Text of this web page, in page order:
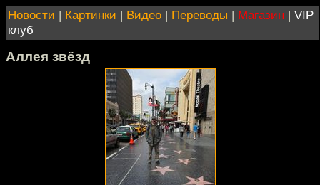
Новости | Картинки | Видео | Переводы | Магазин | VIP
клуб
Аллея звёзд